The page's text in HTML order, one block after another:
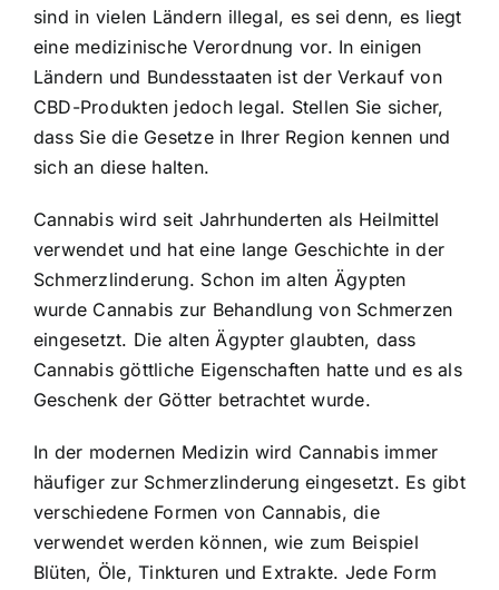
sind in vielen Ländern illegal, es sei denn, es liegt
eine medizinische Verordnung vor. In einigen
Ländern und Bundesstaaten ist der Verkauf von
CBD-Produkten jedoch legal. Stellen Sie sicher,
dass Sie die Gesetze in Ihrer Region kennen und
sich an diese halten.
Cannabis wird seit Jahrhunderten als Heilmittel
verwendet und hat eine lange Geschichte in der
Schmerzlinderung. Schon im alten Ägypten
wurde Cannabis zur Behandlung von Schmerzen
eingesetzt. Die alten Ägypter glaubten, dass
Cannabis göttliche Eigenschaften hatte und es als
Geschenk der Götter betrachtet wurde.
In der modernen Medizin wird Cannabis immer
häufiger zur Schmerzlinderung eingesetzt. Es gibt
verschiedene Formen von Cannabis, die
verwendet werden können, wie zum Beispiel
Blüten, Öle, Tinkturen und Extrakte. Jede Form